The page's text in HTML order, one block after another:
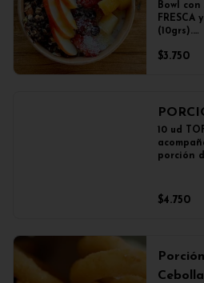
Bowl con
FRESCA
(10grs).
de
$3.750
10 ud
porción
$4.750
Cebolla